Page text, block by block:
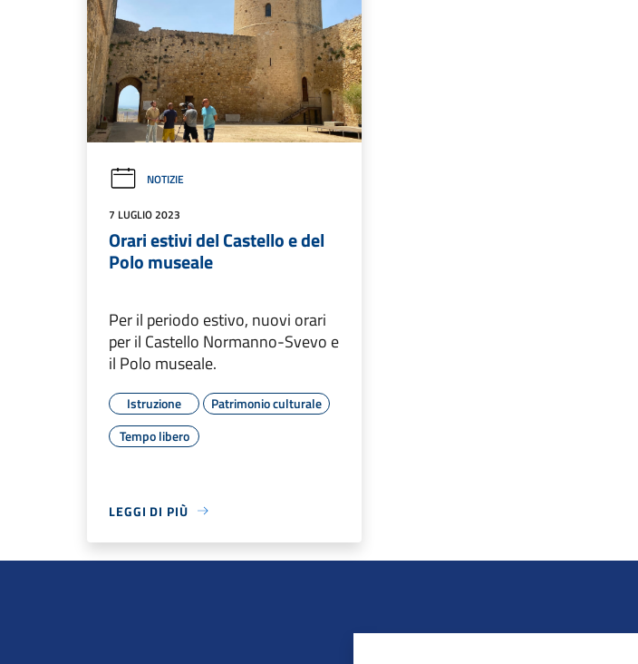
NOTIZIE
7 LUGLIO 2023
Orari estivi del Castello e del
Polo museale
Per il periodo estivo, nuovi orari
per il Castello Normanno-Svevo e
il Polo museale.
Istruzione
Patrimonio culturale
Tempo libero
LEGGI DI PIÙ